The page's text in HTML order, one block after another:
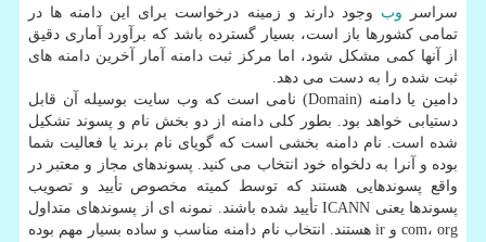
سراسر وب وجود دارند و زمینه درخواست برای این دامنه ها در
تمامی كشورها باز است، بسیار گسترده باشد كه برآورد آماری دقیق
از آنها كمی مشكل شود، اما مركز ثبت دامنه آمار آخرین دامنه های
ثبت شده را به دست می دهد.
دامین یا دامنه (Domain) نامی است كه وب سایت بوسیله آن قابل
دستیابی خواهد بود. بطور كلی دامنه از دو بخش نام و پسوند تشكیل
شده است. نام دامنه بخشی است كه گویای نام برند یا فعالیت شما
بوده و آنرا به دلخواه خود انتخاب می كنید. پسوندهای مجاز و معتبر در
واقع پسوندهایی هستند كه توسط كمیته مخصوص تأیید و تصویب
پسوندها یعنی ICANN تأیید شده باشند. نمونه ای از پسوندهای متداول
com، org و ir هستند. انتخاب نام دامنه مناسب و ساده بسیار مهم بوده